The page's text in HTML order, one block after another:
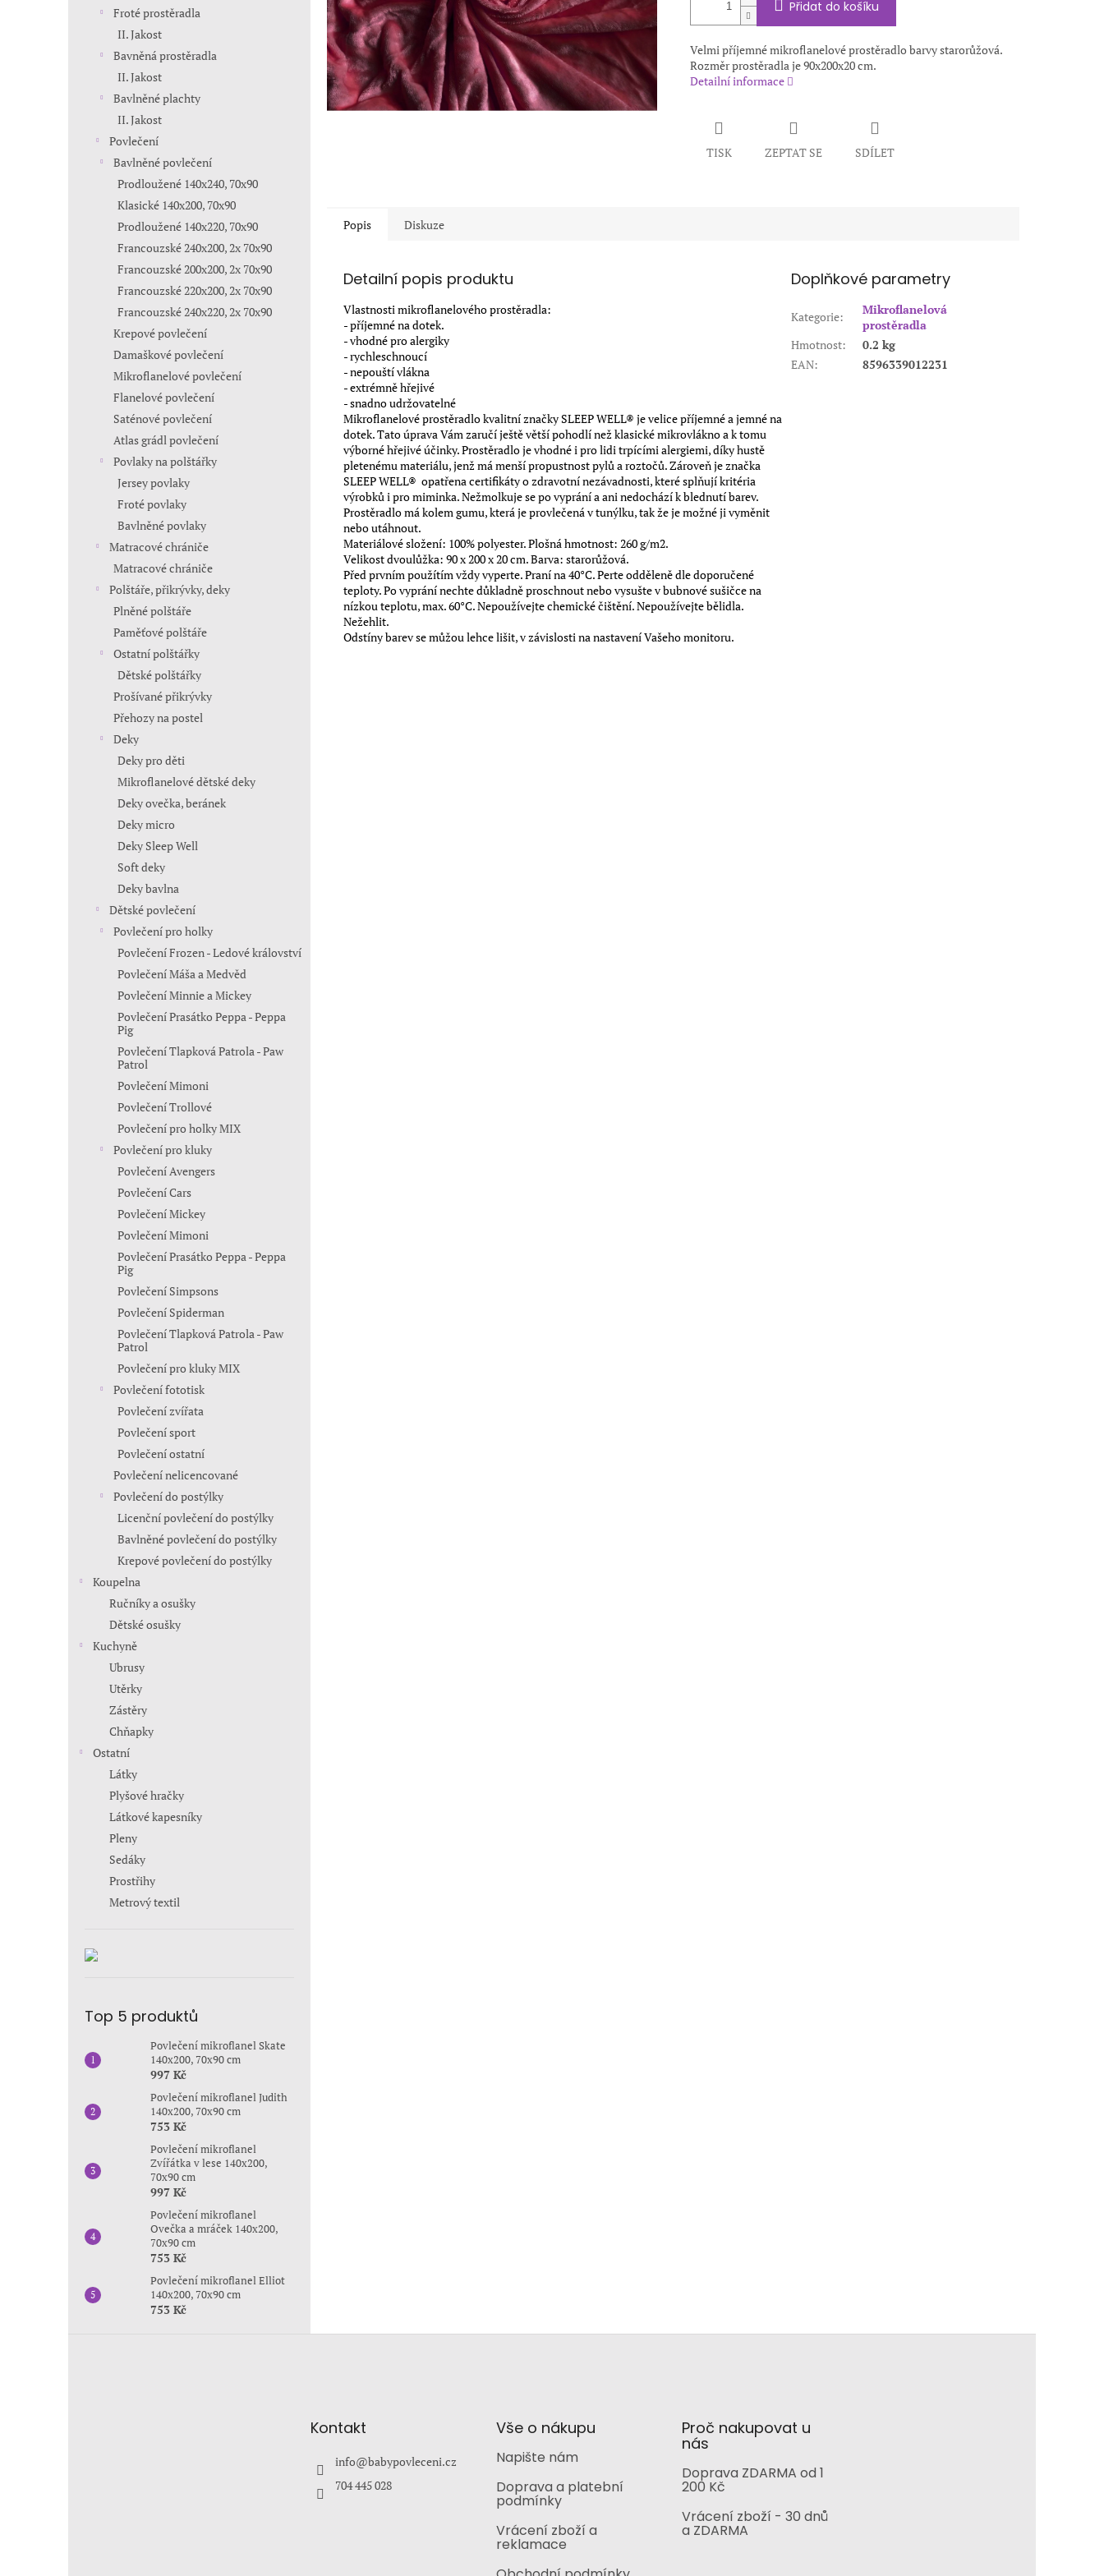
Froté prostěradla
II. Jakost
Bavněná prostěradla
II. Jakost
Bavlněné plachty
II. Jakost
Povlečení
Bavlněné povlečení
Prodloužené 140x240, 70x90
Klasické 140x200, 70x90
Prodloužené 140x220, 70x90
Francouzské 240x200, 2x 70x90
Francouzské 200x200, 2x 70x90
Francouzské 220x200, 2x 70x90
Francouzské 240x220, 2x 70x90
Krepové povlečení
Damaškové povlečení
Mikroflanelové povlečení
Flanelové povlečení
Saténové povlečení
Atlas grádl povlečení
Povlaky na polštářky
Jersey povlaky
Froté povlaky
Bavlněné povlaky
Matracové chrániče
Matracové chrániče
Polštáře, přikrývky, deky
Plněné polštáře
Paměťové polštáře
Ostatní polštářky
Dětské polštářky
Prošívané přikrývky
Přehozy na postel
Deky
Deky pro děti
Mikroflanelové dětské deky
Deky ovečka, beránek
Deky micro
Deky Sleep Well
Soft deky
Deky bavlna
Dětské povlečení
Povlečení pro holky
Povlečení Frozen - Ledové království
Povlečení Máša a Medvěd
Povlečení Minnie a Mickey
Povlečení Prasátko Peppa - Peppa
Pig
Povlečení Tlapková Patrola - Paw
Patrol
Povlečení Mimoni
Povlečení Trollové
Povlečení pro holky MIX
Povlečení pro kluky
Povlečení Avengers
Povlečení Cars
Povlečení Mickey
Povlečení Mimoni
Povlečení Prasátko Peppa - Peppa
Pig
Povlečení Simpsons
Povlečení Spiderman
Povlečení Tlapková Patrola - Paw
Patrol
Povlečení pro kluky MIX
Povlečení fototisk
Povlečení zvířata
Povlečení sport
Povlečení ostatní
Povlečení nelicencované
Povlečení do postýlky
Licenční povlečení do postýlky
Bavlněné povlečení do postýlky
Krepové povlečení do postýlky
Koupelna
Ručníky a osušky
Dětské osušky
Kuchyně
Ubrusy
Utěrky
Zástěry
Chňapky
Ostatní
Látky
Plyšové hračky
Látkové kapesníky
Pleny
Sedáky
Prostřihy
Metrový textil
Top 5 produktů
Povlečení mikroflanel Skate
140x200, 70x90 cm
997 Kč
Povlečení mikroflanel Judith
140x200, 70x90 cm
753 Kč
Povlečení mikroflanel
Zvířátka v lese 140x200,
70x90 cm
997 Kč
Povlečení mikroflanel
Ovečka a mráček 140x200,
70x90 cm
753 Kč
Povlečení mikroflanel Elliot
140x200, 70x90 cm
753 Kč
Přidat do košíku
Velmi příjemné mikroflanelové prostěradlo barvy starorůžová.
Rozměr prostěradla je 90x200x20 cm.
Detailní informace
TISK ZEPTAT SE SDÍLET
Popis Diskuze
Detailní popis produktu
Vlastnosti mikroflanelového prostěradla:
- příjemné na dotek.
- vhodné pro alergiky
- rychleschnoucí
- nepouští vlákna
- extrémně hřejivé
- snadno udržovatelné
Mikroflanelové prostěradlo kvalitní značky SLEEP WELL® je velice příjemné a jemné na
dotek. Tato úprava Vám zaručí ještě větší pohodlí než klasické mikrovlákno a k tomu
výborné hřejivé účinky.Prostěradlo je vhodné i pro lidi trpícími alergiemi, díky hustě
pletenému materiálu, jenž má menší propustnost pylů a roztočů.Zároveň je značka
SLEEP WELL® opatřena certifikáty o zdravotní nezávadnosti, které splňují kritéria
výrobků i pro miminka.Nežmolkuje se po vyprání a ani nedochází k blednutí barev.
Prostěradlo má kolem gumu, která je provlečená v tunýlku, tak že je možné ji vyměnit
nebo utáhnout.
Materiálové složení: 100% polyester. Plošná hmotnost: 260 g/m2.
Velikost dvoulůžka: 90 x 200 x 20 cm. Barva: starorůžová.
Před prvním použítím vždy vyperte. Praní na 40°C. Perte odděleně dle doporučené
teploty. Po vyprání nechte důkladně proschnout nebo vysušte v bubnové sušičce na
nízkou teplotu, max. 60°C. Nepoužívejte chemické čištění. Nepoužívejte bělidla.
Nežehlit.
Odstíny barev se můžou lehce lišit, v závislosti na nastavení Vašeho monitoru.
Doplňkové parametry
Kategorie:
Mikroflanelová
prostěradla
Hmotnost:
0.2 kg
EAN: 8596339012231
Kontakt
info@babypovleceni.cz
704 445 028
Vše o nákupu
Napište nám
Doprava a platební
podmínky
Vrácení zboží a
reklamace
Proč nakupovat u
nás
Doprava ZDARMA od 1
200 Kč
Vrácení zboží - 30 dnů
a ZDARMA